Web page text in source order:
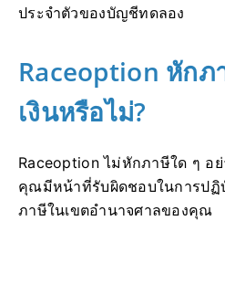
ประจำตัวของบัญชีทดลอง
Raceoption หักภ
เงินหรือไม่?
Raceoption ไม่หักภาษีใด ๆ อ
คุณมีหน้าที่รับผิดชอบในการป
ภาษีในเขตอำนาจศาลของคุณ